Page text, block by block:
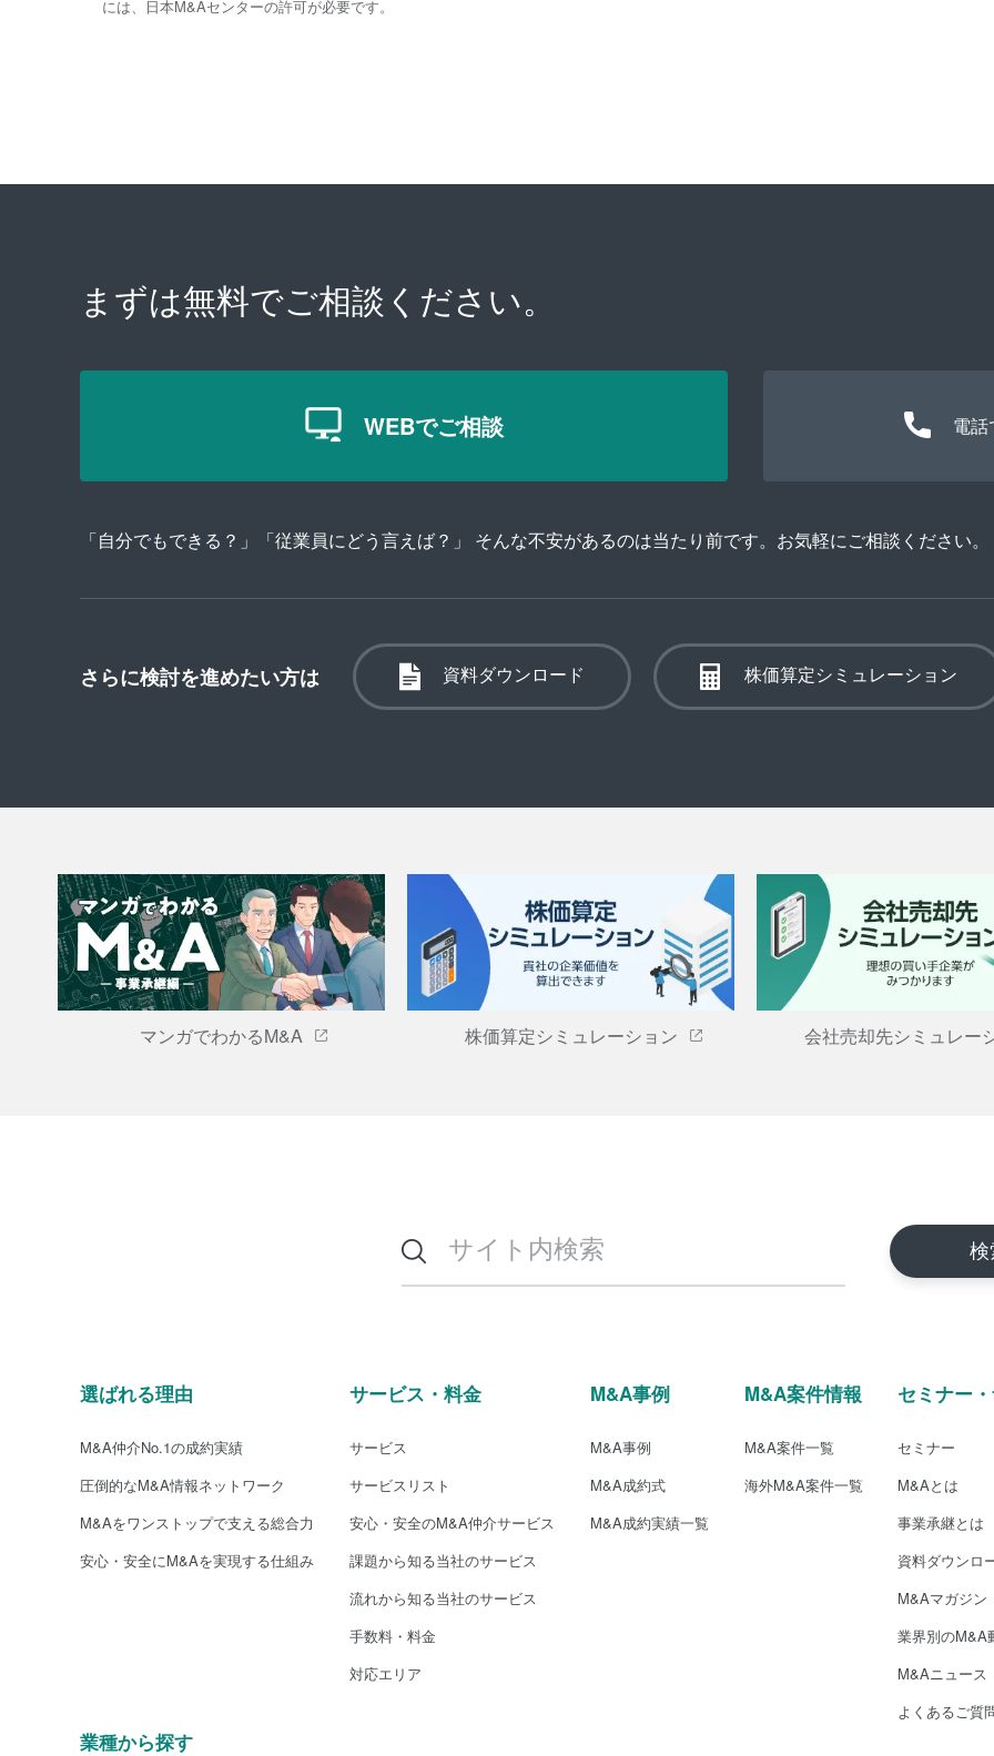
には、日本M&Aセンターの許可が必要です。
まずは無料でご相談ください。
WEBでご相談 電話
「自分でもできる？」「従業員にどう言えば？」 そんな不安があるのは当たり前です。お気軽にご相談ください。
さらに検討を進めたい方は 資料ダウンロード 株価算定シミュレーション
マンガでわかるM&A 株価算定シミュレーション 会社売却先シミュレー
選ばれる理由
M&A仲介No.1の成約実績
圧倒的なM&A情報ネットワーク
M&Aをワンストップで支える総合力
安心・安全にM&Aを実現する仕組み
サービス・料金
サービス
サービスリスト
安心・安全のM&A仲介サービス
課題から知る当社のサービス
流れから知る当社のサービス
手数料・料金
対応エリア
M&A事例
M&A事例
M&A成約式
M&A成約実績一覧
M&A案件情報
M&A案件一覧
海外M&A案件一覧
セミナー
セミナー
M&Aとは
事業承継とは
資料ダウンロ
M&Aマガジン
業界別のM&A
M&Aニュース
よくあるご質
業種から探す